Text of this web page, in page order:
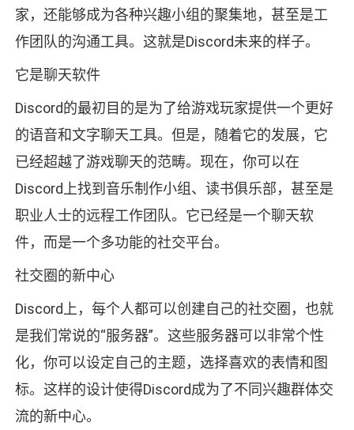
家，还能够成为各种兴趣小组的聚集地，甚至是工
作团队的沟通工具。这就是Discord未来的样子。
它是聊天软件
Discord的最初目的是为了给游戏玩家提供一个更好
的语音和文字聊天工具。但是，随着它的发展，它
已经超越了游戏聊天的范畴。现在，你可以在
Discord上找到音乐制作小组、读书俱乐部，甚至是
职业人士的远程工作团队。它已经是一个聊天软
件，而是一个多功能的社交平台。
社交圈的新中心
Discord上，每个人都可以创建自己的社交圈，也就
是我们常说的“服务器”。这些服务器可以非常个性
化，你可以设定自己的主题，选择喜欢的表情和图
标。这样的设计使得Discord成为了不同兴趣群体交
流的新中心。